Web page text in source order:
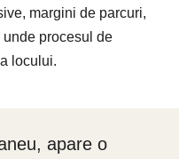
margini de parcuri,
procesul de
locului.
apare o